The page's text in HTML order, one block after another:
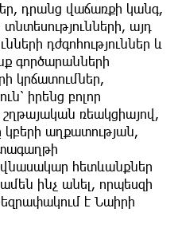
դրանց վաճառքի կանգ,
այդ
դժգոհություններ և
գործարանների
կրճատումներ,
իրենց բոլոր
ռեակցիայով,
կբերի աղքատության,
հետևանքներ
ինչ անել, որպեսզի
է Նաիրի